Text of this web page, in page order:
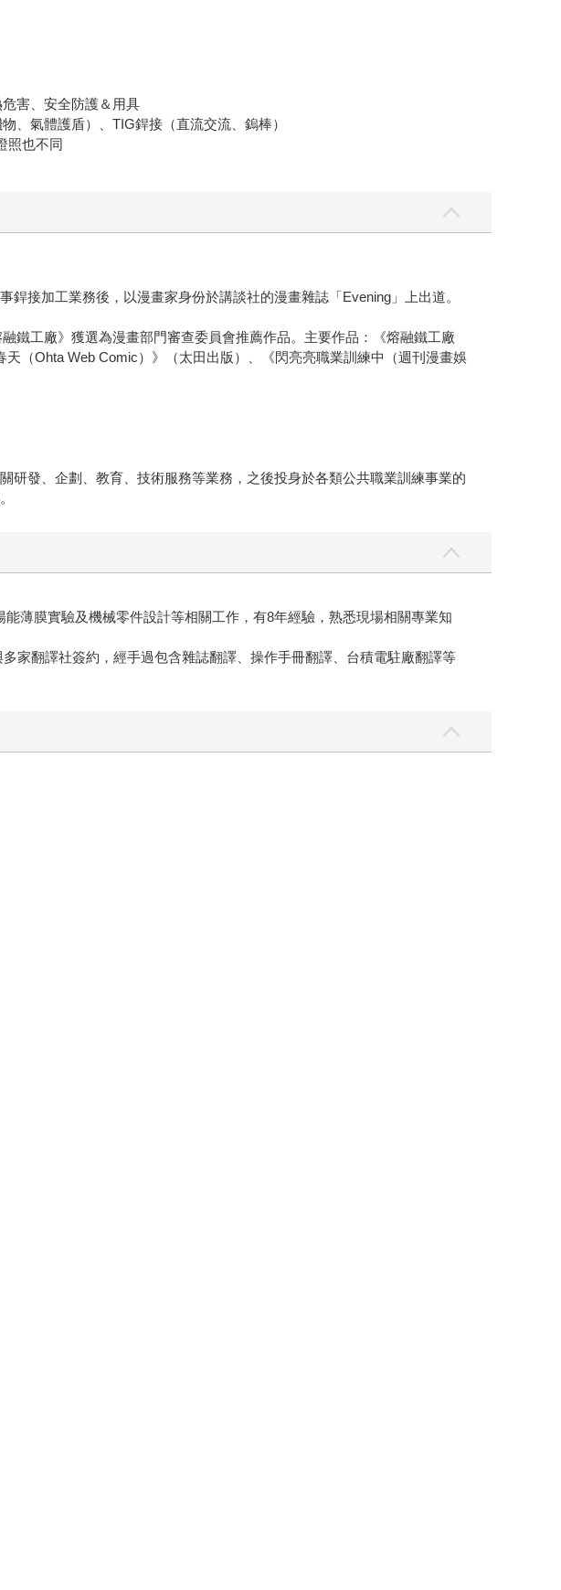
害、安全防護＆用具
、氣體護盾）、TIG銲接（直流交流、鎢棒）
照也不同
接加工業務後，以漫畫家身份於講談社的漫畫雜誌「Evening」上出道。
鐵工廠》獲選為漫畫部門審查委員會推薦作品。主要作品：《熔融鐵工廠
（Ohta Web Comic）》（太田出版）、《閃亮亮職業訓練中（週刊漫畫娛
發、企劃、教育、技術服務等業務，之後投身於各類公共職業訓練事業的
薄膜實驗及機械零件設計等相關工作，有8年經驗，熟悉現場相關專業知
家翻譯社簽約，經手過包含雜誌翻譯、操作手冊翻譯、台積電駐廠翻譯等